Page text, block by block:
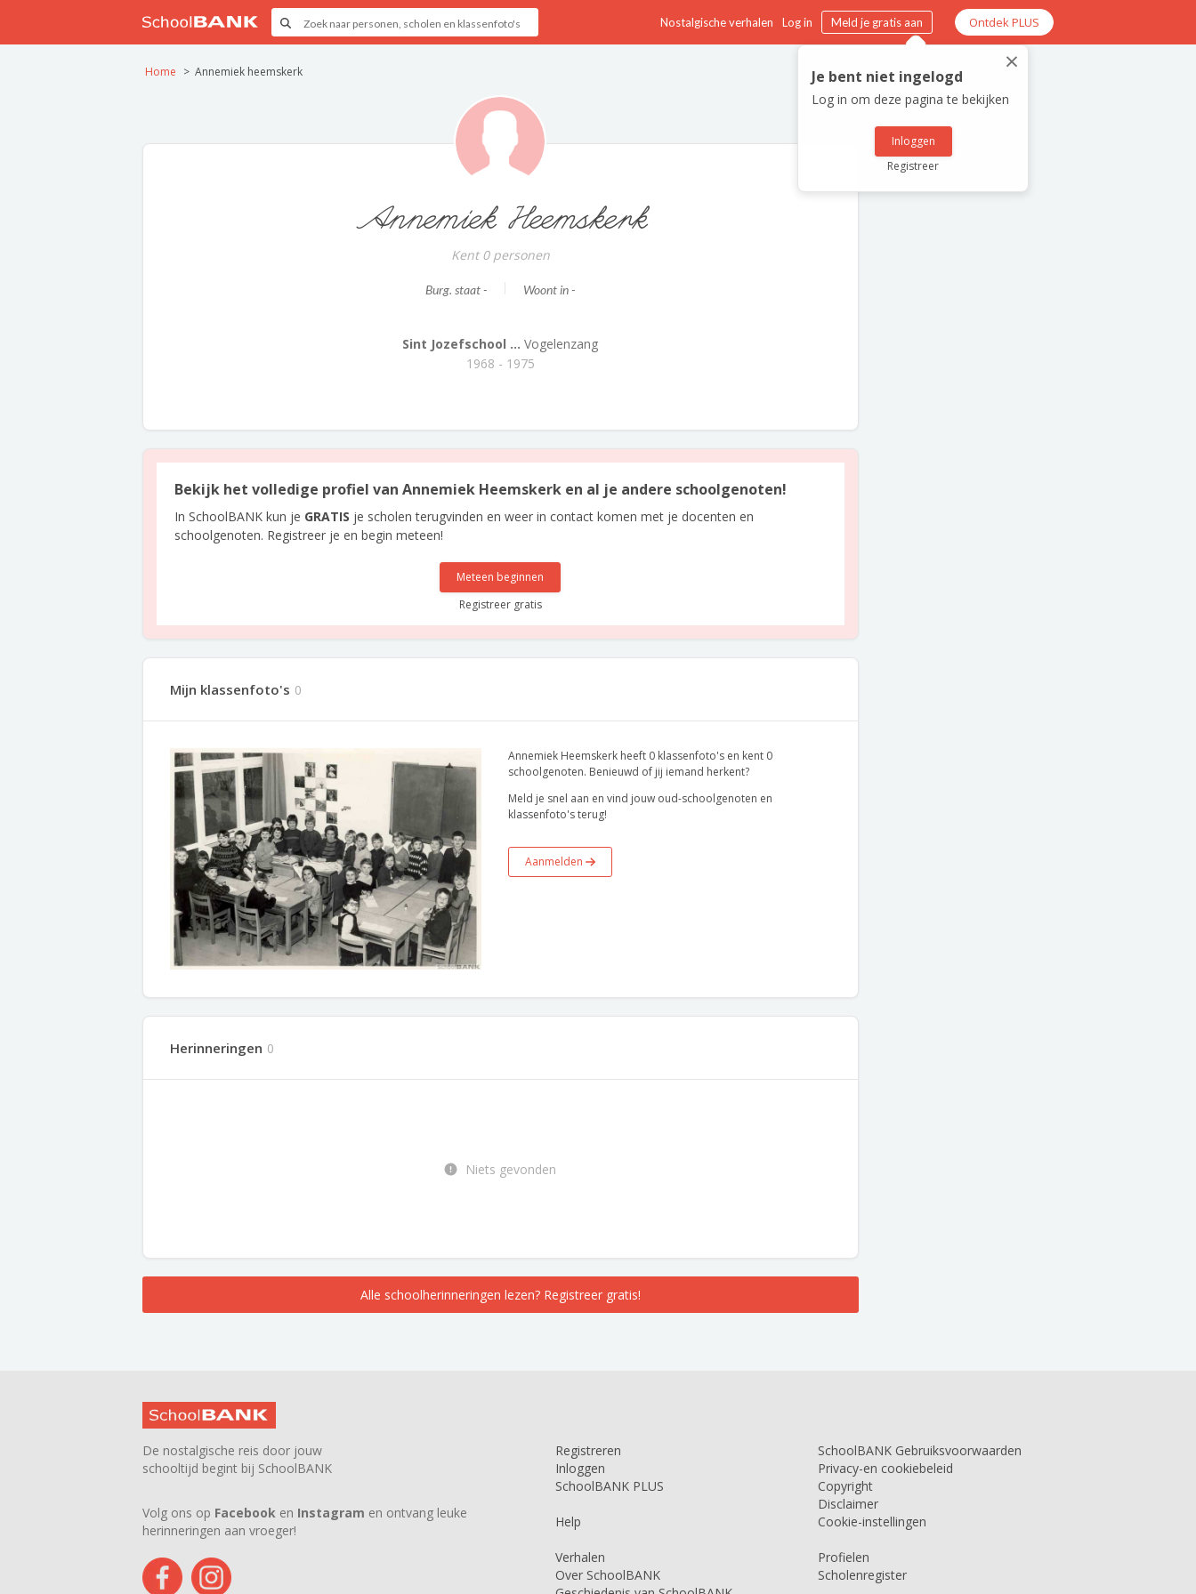
Nostalgische verhalen Log in Meld je gratis aan Ontdek PLUS
×
Je bent niet ingelogd
Log in om deze pagina te bekijken
Inloggen
Registreer
Home Annemiek heemskerk
Annemiek Heemskerk
Kent 0 personen
Burg. staat - Woont in -
Sint Jozefschool ... Vogelenzang
1968 - 1975
Bekijk het volledige profiel van Annemiek Heemskerk en al je andere schoolgenoten!
In SchoolBANK kun je GRATIS je scholen terugvinden en weer in contact komen met je docenten en
schoolgenoten. Registreer je en begin meteen!
Meteen beginnen
Registreer gratis
Mijn klassenfoto's 0
Annemiek Heemskerk heeft 0 klassenfoto's en kent 0
schoolgenoten. Benieuwd of jij iemand herkent?
Meld je snel aan en vind jouw oud-schoolgenoten en
klassenfoto's terug!
Aanmelden
Herinneringen 0
Niets gevonden
Alle schoolherinneringen lezen? Registreer gratis!
De nostalgische reis door jouw
schooltijd begint bij SchoolBANK
Volg ons op Facebook en Instagram en ontvang leuke
herinneringen aan vroeger!
Registreren
Inloggen
SchoolBANK PLUS
Help
Verhalen
Over SchoolBANK
SchoolBANK Gebruiksvoorwaarden
Privacy-en cookiebeleid
Copyright
Disclaimer
Cookie-instellingen
Profielen
Scholenregister